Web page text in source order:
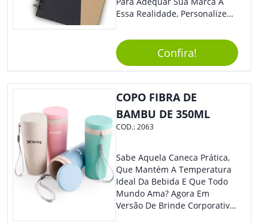
Essa Realidade, Personalize
Anotações Com Post-It E
Caneta. Elaborado A Partir De
Material Reciclado, O Brinde
Também É Prático, Tornando-
Se Assim Excelente Para Uso
Cotidiano. Perfeito, Não É?!
Confira!
COPO FIBRA DE
BAMBU DE 350ML
COD.:2063
Sabe Aquela Caneca Prática,
Que Mantém A Temperatura
Ideal Da Bebida E Que Todo
Mundo Ama? Agora Em
Versão De Brinde Corporativo